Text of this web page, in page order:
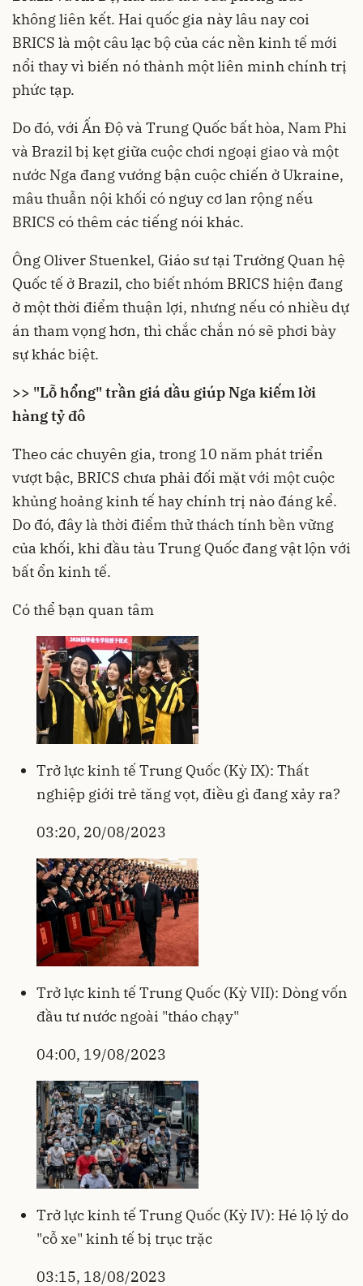
không liên kết. Hai quốc gia này lâu nay coi
BRICS là một câu lạc bộ của các nền kinh tế mới
nổi thay vì biến nó thành một liên minh chính trị
phức tạp.
Do đó, với Ấn Độ và Trung Quốc bất hòa, Nam Phi
và Brazil bị kẹt giữa cuộc chơi ngoại giao và một
nước Nga đang vướng bận cuộc chiến ở Ukraine,
mâu thuẫn nội khối có nguy cơ lan rộng nếu
BRICS có thêm các tiếng nói khác.
Ông Oliver Stuenkel, Giáo sư tại Trường Quan hệ
Quốc tế ở Brazil, cho biết nhóm BRICS hiện đang
ở một thời điểm thuận lợi, nhưng nếu có nhiều dự
án tham vọng hơn, thì chắc chắn nó sẽ phơi bày
sự khác biệt.
>> "Lỗ hổng" trần giá dầu giúp Nga kiếm lời
hàng tỷ đô
Theo các chuyên gia, trong 10 năm phát triển
vượt bậc, BRICS chưa phải đối mặt với một cuộc
khủng hoảng kinh tế hay chính trị nào đáng kể.
Do đó, đây là thời điểm thử thách tính bền vững
của khối, khi đầu tàu Trung Quốc đang vật lộn với
bất ổn kinh tế.
Có thể bạn quan tâm
Trở lực kinh tế Trung Quốc (Kỳ IX): Thất
nghiệp giới trẻ tăng vọt, điều gì đang xảy ra?
03:20, 20/08/2023
Trở lực kinh tế Trung Quốc (Kỳ VII): Dòng vốn
đầu tư nước ngoài "tháo chạy"
04:00, 19/08/2023
Trở lực kinh tế Trung Quốc (Kỳ IV): Hé lộ lý do
"cỗ xe" kinh tế bị trục trặc
03:15, 18/08/2023